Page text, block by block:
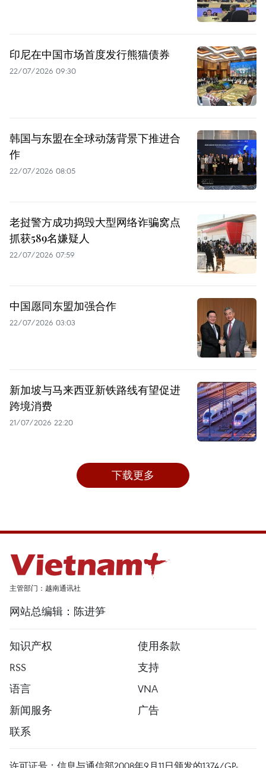
印尼在中国市场首度发行熊猫债券
22/07/2026 09:30
韩国与东盟在全球动荡背景下推进合
作
22/07/2026 08:05
老挝警方成功捣毁大型网络诈骗窝点
抓获589名嫌疑人
22/07/2026 07:59
中国愿同东盟加强合作
22/07/2026 03:03
新加坡与马来西亚新铁路线有望促进
跨境消费
21/07/2026 22:20
下载更多
主管部门：越南通讯社
网站总编辑：陈进笋
知识产权
使用条款
RSS
支持
语言
VNA
新闻服务
广告
联系
许可证号：信息与通信部2008年9月11日颁发的1374/GP-